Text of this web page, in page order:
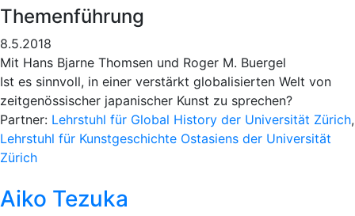
Themenführung
8.5.2018
Mit Hans Bjarne Thomsen und Roger M. Buergel
Ist es sinnvoll, in einer verstärkt globalisierten Welt von
zeitgenössischer japanischer Kunst zu sprechen?
Partner: Lehrstuhl für Global History der Universität Zürich,
Lehrstuhl für Kunstgeschichte Ostasiens der Universität
Zürich
Aiko Tezuka